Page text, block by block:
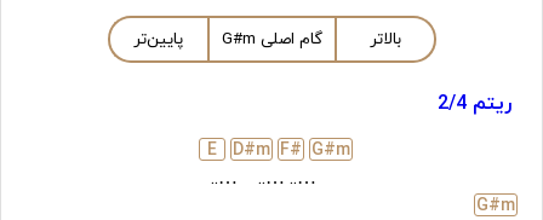
بالاتر گام اصلی G#m پایین‌تر
ریتم 2/4
G#m
…..
F#
…..
D#m
…..
E
G#m